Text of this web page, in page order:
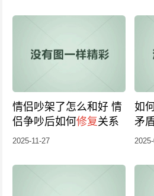
情侣吵架了怎么和好 情
侣争吵后如何修复关系
2025-11-27
如
矛
建